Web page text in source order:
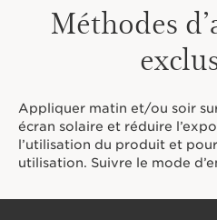
Méthodes
Appliquer matin et/ou soir
écran solaire et réduire
l’utilisation du produit et
utilisation. Suivre le mode